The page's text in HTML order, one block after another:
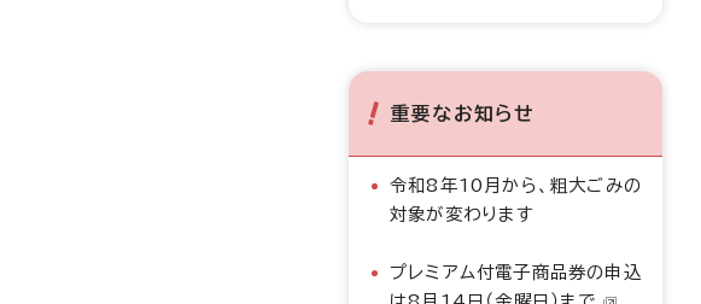
重要なお知らせ
令和8年10月から、粗大ごみの
対象が変わります
プレミアム付電子商品券の申込